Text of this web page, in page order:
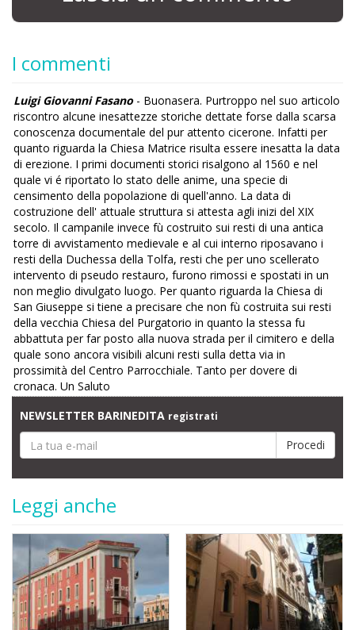
I commenti
Luigi Giovanni Fasano- Buonasera. Purtroppo nel suo articolo
riscontro alcune inesattezze storiche dettate forse dalla scarsa
conoscenza documentale del pur attento cicerone. Infatti per
quanto riguarda la Chiesa Matrice risulta essere inesatta la data
di erezione. I primi documenti storici risalgono al 1560 e nel
quale vi é riportato lo stato delle anime, una specie di
censimento della popolazione di quell'anno. La data di
costruzione dell' attuale struttura si attesta agli inizi del XIX
secolo. Il campanile invece fù costruito sui resti di una antica
torre di avvistamento medievale e al cui interno riposavano i
resti della Duchessa della Tolfa, resti che per uno scellerato
intervento di pseudo restauro, furono rimossi e spostati in un
non meglio divulgato luogo. Per quanto riguarda la Chiesa di
San Giuseppe si tiene a precisare che non fù costruita sui resti
della vecchia Chiesa del Purgatorio in quanto la stessa fu
abbattuta per far posto alla nuova strada per il cimitero e della
quale sono ancora visibili alcuni resti sulla detta via in
prossimità del Centro Parrocchiale. Tanto per dovere di
cronaca. Un Saluto
NEWSLETTER BARINEDITA registrati
Leggi anche